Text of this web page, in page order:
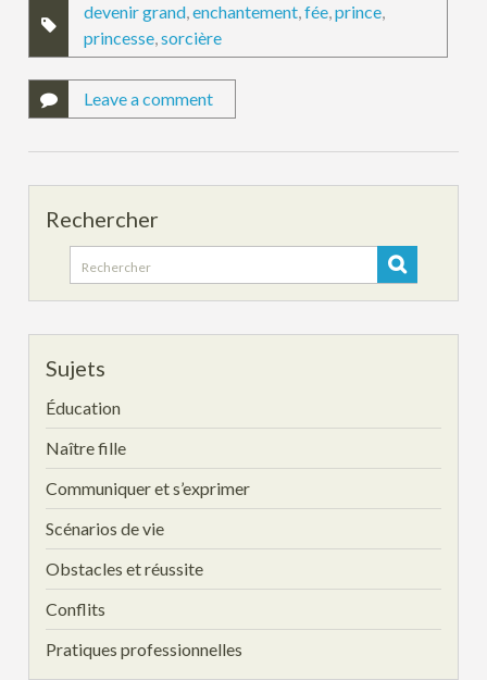
devenir grand,enchantement,fée,prince,
princesse,sorcière
Leave a comment
Rechercher
Search
for:
Sujets
Éducation
Naître fille
Communiquer et s’exprimer
Scénarios de vie
Obstacles et réussite
Conflits
Pratiques professionnelles